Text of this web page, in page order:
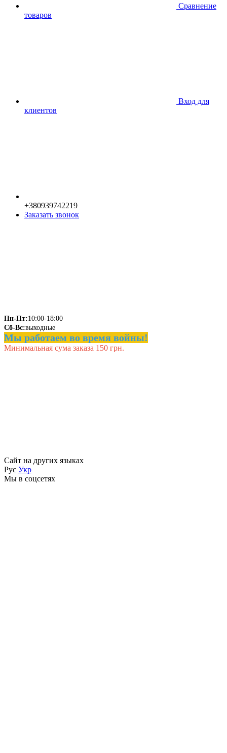
Сравнение
товаров
Вход для
клиентов
+380939742219
Заказать звонок
Пн-Пт:10:00-18:00
Сб-Вс:выходные
Мы работаем во время войны!
Минимальная сума заказа 150 грн.
Сайт на других языках
Рус Укр
Мы в соцсетях